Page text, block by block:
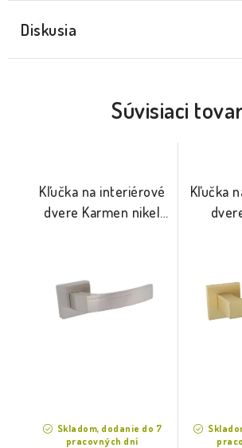
Diskusia
Súvisiaci
Kľučka na interiérové
dvere Karmen nikel
Skladom, dodanie do 7
pracovných dní
Kľučka